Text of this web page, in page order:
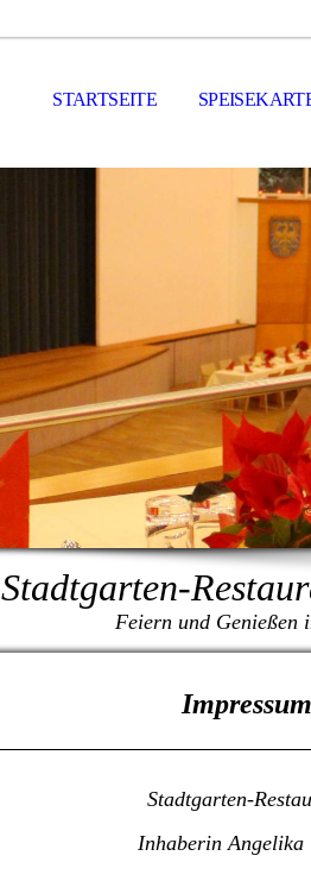
STARTSEITE
Stadtgarten-
Feiern und Genießen
Impressum
Stadtgarten-
Inhaberin Angelika